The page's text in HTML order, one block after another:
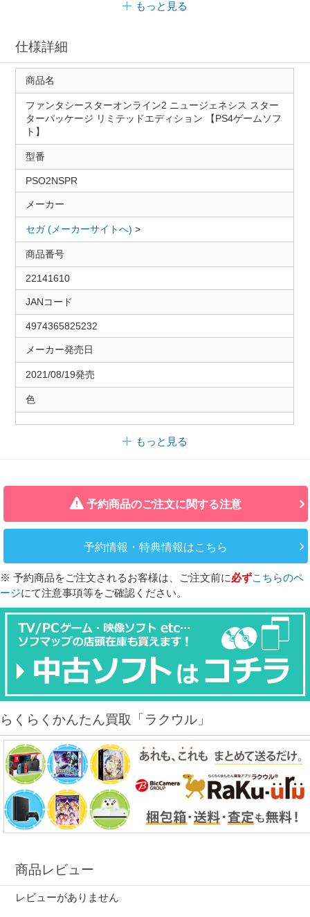
もっと見る
仕様詳細
商品名
ファンタシースターオンライン2 ニュージェネシス スター
ターパッケージ リミテッドエディション 【PS4ゲームソフ
ト】
型番
PSO2NSPR
メーカー
セガ (メーカーサイトへ) >
商品番号
22141610
JANコード
4974365825232
メーカー発売日
2021/08/19発売
色
もっと見る
予約商品のご注文に関する注意
予約情報・特典情報はこちら
※ 予約商品をご注文されるお客様は、ご注文前に必ずこちらのペ
ージにて注意事項等をご確認ください。
らくらくかんたん買取「ラクウル」
商品レビュー
レビューがありません